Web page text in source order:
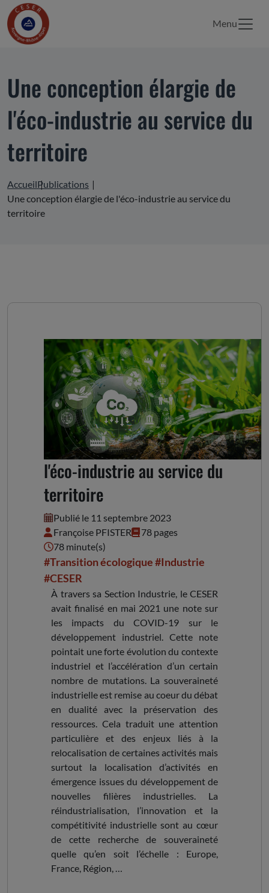
Menu
Une conception élargie de
l'éco-industrie au service du
territoire
AccueilPublications
Une conception élargie de l'éco-industrie au service du
territoire
Une conception élargie de
l'éco-industrie au service du
territoire
Publié le 11 septembre 2023
Françoise PFISTER
78 pages
78 minute(s)
#Transition écologique#Industrie
#CESER
À travers sa Section Industrie, le CESER
avait finalisé en mai 2021 une note sur
les impacts du COVID-19 sur le
développement industriel. Cette note
pointait une forte évolution du contexte
industriel et l’accélération d’un certain
nombre de mutations. La souveraineté
industrielle est remise au coeur du débat
en dualité avec la préservation des
ressources. Cela traduit une attention
particulière et des enjeux liés à la
relocalisation de certaines activités mais
surtout la localisation d’activités en
émergence issues du développement de
nouvelles filières industrielles. La
réindustrialisation, l’innovation et la
compétitivité industrielle sont au cœur
de cette recherche de souveraineté
quelle qu’en soit l’échelle : Europe,
France, Région, …